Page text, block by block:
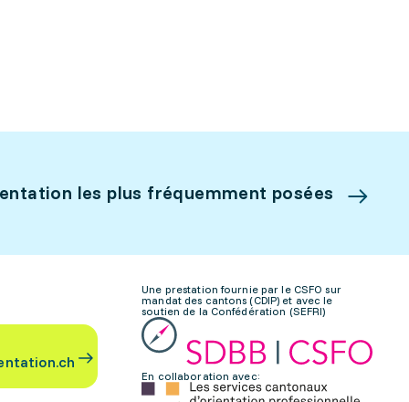
les plus fréquemment posées
Une prestation fournie par le CSFO sur
mandat des cantons (CDIP) et avec le
soutien de la Confédération (SEFRI)
En collaboration avec: